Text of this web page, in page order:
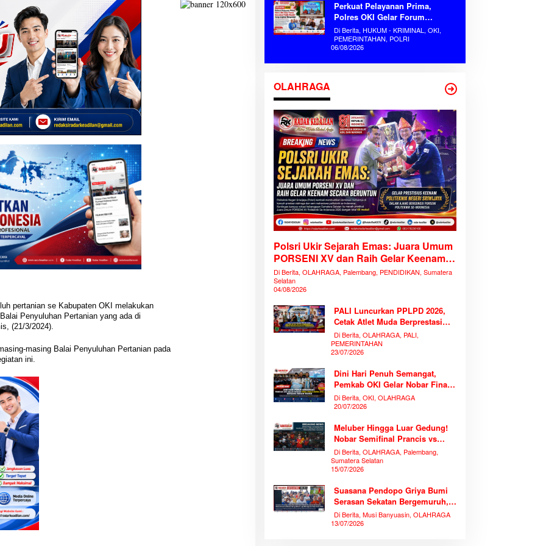
pertanian se Kabupaten OKI melakukan
Penyuluhan Pertanian yang ada di
(21/3/2024).
masing Balai Penyuluhan Pertanian pada
ini.
Perkuat Pelayanan Prima,
Polres OKI Gelar Forum
Konsultasi Publik Mandiri Serap
Aspirasi Masyarakat
Di Berita, HUKUM - KRIMINAL, OKI,
PEMERINTAHAN, POLRI
06/08/2026
OLAHRAGA
Polsri Ukir Sejarah Emas: Juara Umum
PORSENI XV dan Raih Gelar Keenam
Secara Beruntun
Di Berita, OLAHRAGA, Palembang, PENDIDIKAN, Sumatera
Selatan
04/08/2026
PALI Luncurkan PPLPD 2026,
Cetak Atlet Muda Berprestasi
Tanpa Mengorbankan
Pendidikan
Di Berita, OLAHRAGA, PALI,
PEMERINTAHAN
23/07/2026
Dini Hari Penuh Semangat,
Pemkab OKI Gelar Nobar Final
Piala Dunia 2026 Bersama
Ribuan Warga
Di Berita, OKI, OLAHRAGA
20/07/2026
Meluber Hingga Luar Gedung!
Nobar Semifinal Prancis vs
Spanyol di TVRI Sumsel
Memecahkan Rekor Antusiasme
Di Berita, OLAHRAGA, Palembang,
Sumatera Selatan
15/07/2026
Suasana Pendopo Griya Bumi
Serasan Sekatan Bergemuruh,
Bupati Muba Bersama Ribuan
Warga Nobar Laga Bersejarah
Di Berita, Musi Banyuasin, OLAHRAGA
13/07/2026